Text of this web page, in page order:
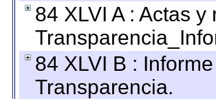
84 XLVI A : Actas
84 XLVI B :
Transparencia.